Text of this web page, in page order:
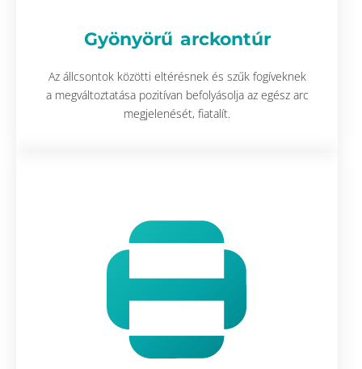
Gyönyörű arckontúr
Az állcsontok közötti eltérésnek és szűk fogíveknek
a megváltoztatása pozitívan befolyásolja az egész arc
megjelenését, fiatalít.